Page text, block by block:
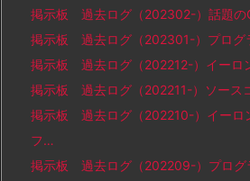
掲示板 過去ログ（202302-）話題の
掲示板 過去ログ（202301-）プログ
掲示板 過去ログ（202212-）イーロ
掲示板 過去ログ（202211-）ソース
掲示板 過去ログ（202210-）イーロ
フ…
掲示板 過去ログ（202209-）プログ